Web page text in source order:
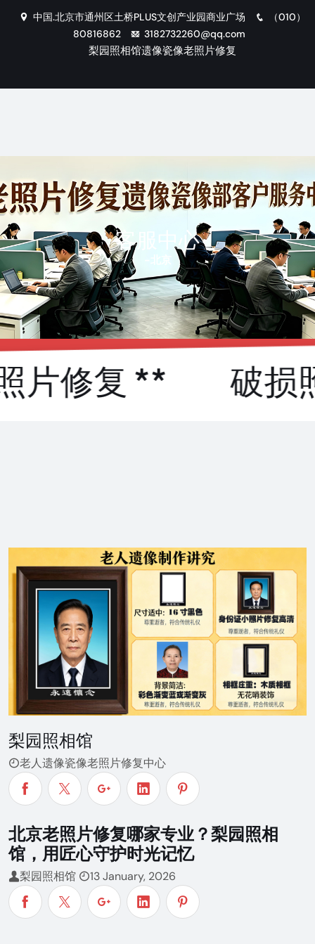
中国.北京市通州区土桥PLUS文创产业园商业广场
（010）
80816862
3182732260@qq.com
梨园照相馆遗像瓷像老照片修复
客服中心
- 北京
修复 ** 破损
梨园照相馆
老人遗像瓷像老照片修复中心
北京老照片修复哪家专业？梨园照相
馆，用匠心守护时光记忆
梨园照相馆 13 January, 2026